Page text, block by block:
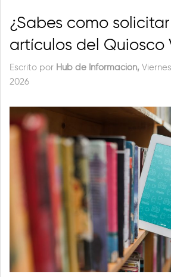
¿Sabes como solicitar
artículos del Quiosco
Escrito por Hub de Información,
2026